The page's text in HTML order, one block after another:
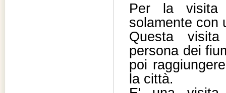
Per la visita
solamente con
Questa
persona dei
poi
la città.